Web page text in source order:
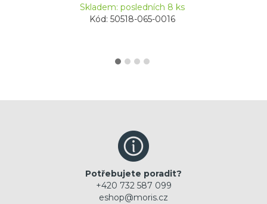
Skladem: posledních 8 ks
Kód: 50518-065-0016
Potřebujete poradit?
+420 732 587 099
eshop@moris.cz